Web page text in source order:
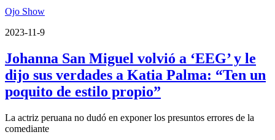
Ojo Show
2023-11-9
Johanna San Miguel volvió a ‘EEG’ y le
dijo sus verdades a Katia Palma: “Ten un
poquito de estilo propio”
La actriz peruana no dudó en exponer los presuntos errores de la
comediante